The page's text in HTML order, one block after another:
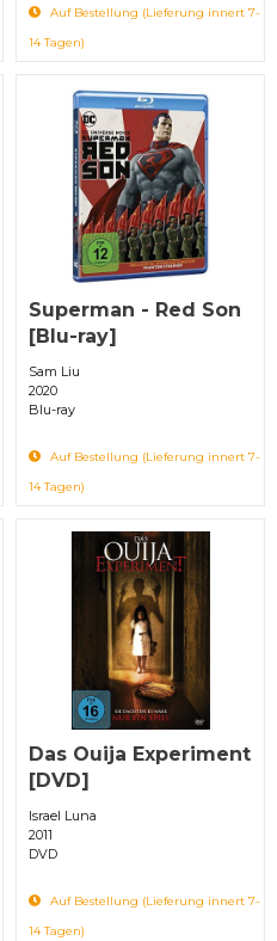
Auf Bestellung (Lieferung innert 7-
14 Tagen)
Superman - Red Son
[Blu-ray]
Sam Liu
2020
Blu-ray
Auf Bestellung (Lieferung innert 7-
14 Tagen)
Das Ouija Experiment
[DVD]
Israel Luna
2011
DVD
Auf Bestellung (Lieferung innert 7-
14 Tagen)